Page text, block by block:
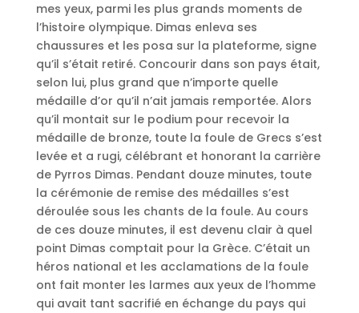
mes yeux, parmi les plus grands moments de
l’histoire olympique. Dimas enleva ses
chaussures et les posa sur la plateforme, signe
qu’il s’était retiré. Concourir dans son pays était,
selon lui, plus grand que n’importe quelle
médaille d’or qu’il n’ait jamais remportée. Alors
qu’il montait sur le podium pour recevoir la
médaille de bronze, toute la foule de Grecs s’est
levée et a rugi, célébrant et honorant la carrière
de Pyrros Dimas. Pendant douze minutes, toute
la cérémonie de remise des médailles s’est
déroulée sous les chants de la foule. Au cours
de ces douze minutes, il est devenu clair à quel
point Dimas comptait pour la Grèce. C’était un
héros national et les acclamations de la foule
ont fait monter les larmes aux yeux de l’homme
qui avait tant sacrifié en échange du pays qui